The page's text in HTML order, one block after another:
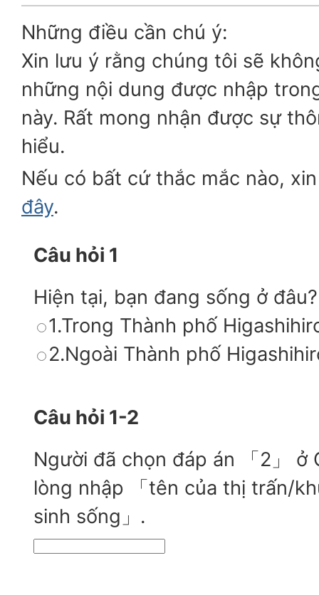
Những điều cần chú ý:
Xin lưu ý rằng chúng tôi sẽ
những nội dung được nhập
này. Rất mong nhận được sự
hiểu.
Nếu có bất cứ thắc mắc nào,
đây.
Câu hỏi 1
Hiện tại, bạn đang sống ở đâu?
1.Trong Thành phố
2.Ngoài Thành phố
Câu hỏi 1-2
Người đã chọn đáp án 「2」 ở
lòng nhập 「tên của thị trấn/
sinh sống」.